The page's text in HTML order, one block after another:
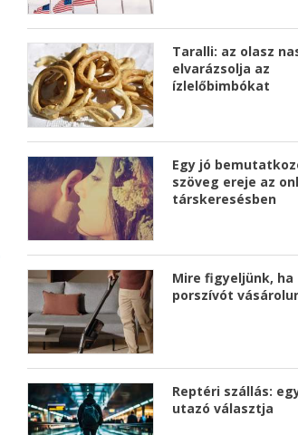
Taralli: az olasz
elvarázsolja az
ízlelőbimbókat
Egy jó
szöveg ereje az
társkeresésben
Mire figyeljünk, ha
porszívót
Reptéri szállás:
utazó választja